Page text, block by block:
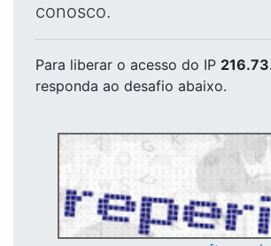
conosco.
Para liberar o acesso do IP
responda ao desafio abaixo.